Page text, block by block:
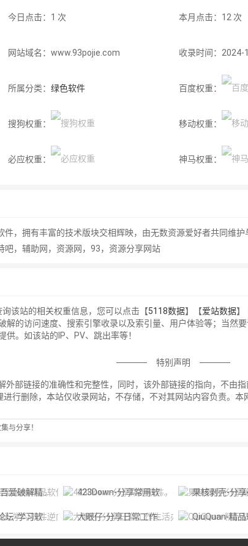
今日点击：1 次 本月点击：12 次
网站域名：www.93pojie.com 收录时间：2024-
所属分类： 绿色软件 百度权重：
搜狗权重： 移动权重：
必应权重： 神马权重：
，拥有丰富的技术版块交相辉映，由无数资源爱好者共同维
，辅助网，资源网，93，资源分享网站
该站的相关权重信息，您可以点击【5118数据】【爱站数据】
解的访问速度、搜索引擎收录以及索引量、用户体验等；当然
。如该站的IP、PV、跳出率等！
特别声明
外部链接的准确性和完整性，同时，该外部链接的指向，不由
行删除，本站仅收录网站，不存储，不对其网站内容负责。
与分享！
区，软件安全加密解密论坛 423Down-分享常用软件，有去广告版，绿色软件、破解VIP软件。' 果核剥壳-分享破解软件、绿色软件，Windows系
析技术、专注于软件安全领域 大眼仔-分享日常工作生活办公技术资源为主,大眼仔热衷于分享互联网上一切所有美好事物,希望和您一起成长。 QiuQuan-精品软件分享博客，专注于软件